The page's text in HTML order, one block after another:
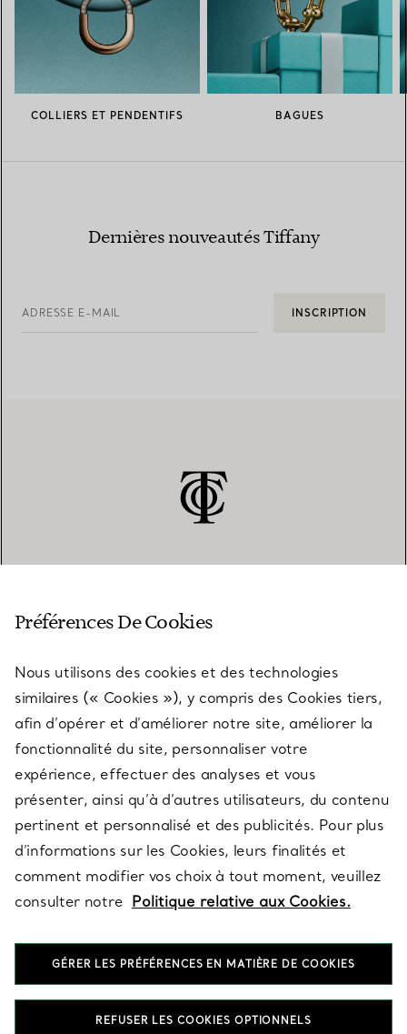
COLLIERS ET PENDENTIFS BAGUES
Dernières nouveautés Tiffany
ADRESSE E-MAIL INSCRIPTION
SERVICES
À PROPOS
QUESTIONS LÉGALES
SUIVEZ-NOUS
Préférences De Cookies
Nous utilisons des cookies et des technologies
similaires (« Cookies »), y compris des Cookies tiers,
afin d’opérer et d’améliorer notre site, améliorer la
fonctionnalité du site, personnaliser votre
expérience, effectuer des analyses et vous
présenter, ainsi qu’à d’autres utilisateurs, du contenu
pertinent et personnalisé et des publicités. Pour plus
d’informations sur les Cookies, leurs finalités et
comment modifier vos choix à tout moment, veuillez
consulter notre Politique relative aux Cookies.
GÉRER LES PRÉFÉRENCES EN MATIÈRE DE COOKIES
REFUSER LES COOKIES OPTIONNELS